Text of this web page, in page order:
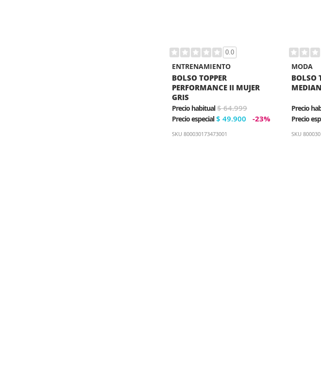
0.0
ENTRENAMIENTO
BOLSO TOPPER
PERFORMANCE II MUJER
GRIS
Precio habitual $ 64.999
Precio especial $ 49.900 -23%
SKU 800030173473001
MODA
BOLSO
Precio
Precio
SKU